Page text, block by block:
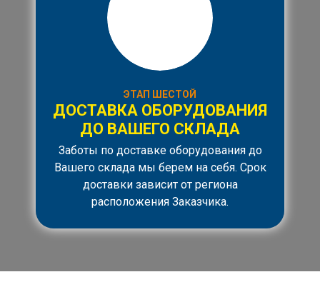
ЭТАП ШЕСТОЙ
ДОСТАВКА ОБОРУДОВАНИЯ
ДО ВАШЕГО СКЛАДА
Заботы по доставке оборудования до
Вашего склада мы берем на себя. Срок
доставки зависит от региона
расположения Заказчика.